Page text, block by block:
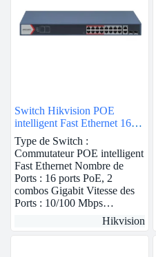
Switch Hikvision POE
intelligent Fast Ethernet 16
ports
Type de Switch :
Commutateur POE intelligent
Fast Ethernet Nombre de
Ports : 16 ports PoE, 2
combos Gigabit Vitesse des
Ports : 10/100 Mbps…
Hikvision